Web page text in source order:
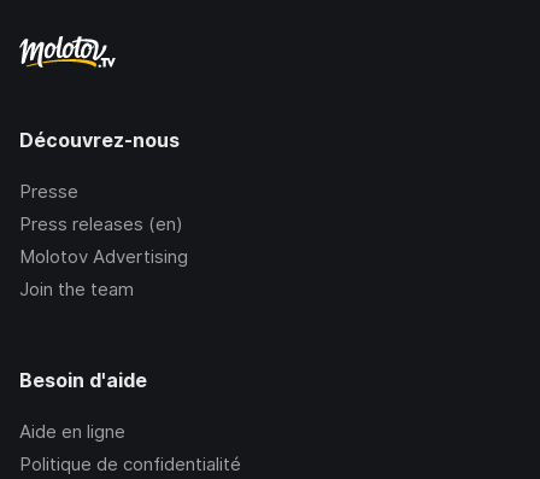
Découvrez-nous
Presse
Press releases (en)
Molotov Advertising
Join the team
Besoin d'aide
Aide en ligne
Politique de confidentialité